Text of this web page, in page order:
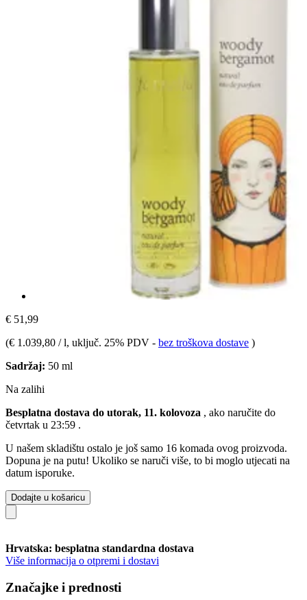
€ 51,99
(€ 1.039,80 / l, uključ. 25% PDV - bez troškova dostave )
Sadržaj: 50 ml
Na zalihi
Besplatna dostava do utorak, 11. kolovoza , ako naručite do
četvrtak u 23:59 .
U našem skladištu ostalo je još samo 16 komada ovog proizvoda.
Dopuna je na putu! Ukoliko se naruči više, to bi moglo utjecati na
datum isporuke.
Dodajte u košaricu
Hrvatska: besplatna standardna dostava
Više informacija o otpremi i dostavi
Značajke i prednosti